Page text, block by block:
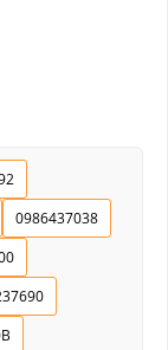
0986437038